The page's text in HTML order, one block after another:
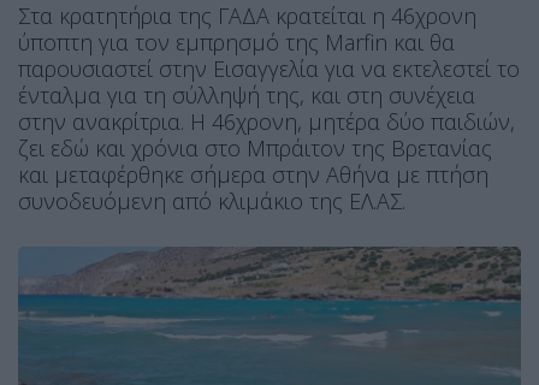
Στα κρατητήρια της ΓΑΔΑ κρατείται η 46χρονη
ύποπτη για τον εμπρησμό της Marfin και θα
παρουσιαστεί στην Εισαγγελία για να εκτελεστεί το
ένταλμα για τη σύλληψή της, και στη συνέχεια
στην ανακρίτρια. Η 46χρονη, μητέρα δύο παιδιών,
ζει εδώ και χρόνια στο Μπράιτον της Βρετανίας
και μεταφέρθηκε σήμερα στην Αθήνα με πτήση
συνοδευόμενη από κλιμάκιο της ΕΛ.ΑΣ.